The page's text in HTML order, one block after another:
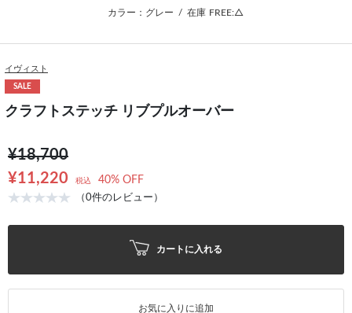
カラー：グレー / 在庫 FREE:△
イヴィスト
SALE
クラフトステッチ リブプルオーバー
¥18,700
¥11,220
税込 40% OFF
（0件のレビュー）
カートに入れる
お気に入りに追加